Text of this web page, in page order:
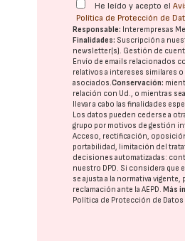
He leído y acepto el
Política de Protección de
Responsable: Interempresas
Finalidades: Suscripción a
newsletter(s). Gestión de
Envío de emails relacionados
relativos a intereses similares o
asociados.Conservación:
relación con Ud., o mientras
llevar a cabo las finalidades
Los datos pueden cederse a
grupo por motivos de gestión
Acceso, rectificación,
portabilidad, limitación del
decisiones automatizadas:
nuestro DPD. Si considera que
se ajusta a la normativa vigente,
reclamación ante laAEPD. Más
Política de Protección de Datos